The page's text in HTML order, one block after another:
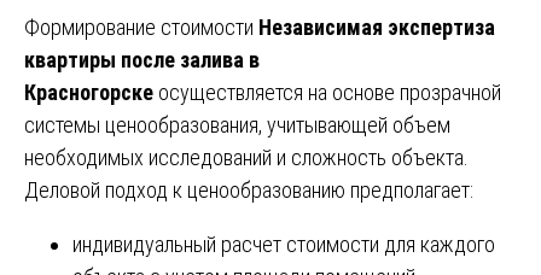
Формирование стоимости Независимая экспертиза
квартиры после залива в
Красногорске осуществляется на основе прозрачной
системы ценообразования, учитывающей объем
необходимых исследований и сложность объекта.
Деловой подход к ценообразованию предполагает:
индивидуальный расчет стоимости для каждого